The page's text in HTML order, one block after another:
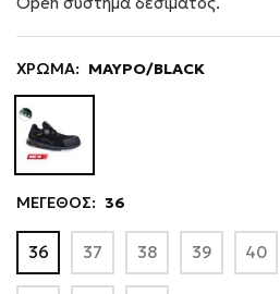
ΧΡΩΜΑ: ΜΑΥΡΟ/BLACK
ΜΕΓΕΘΟΣ: 36
36 37 38 39 40